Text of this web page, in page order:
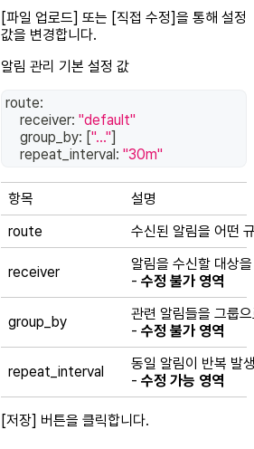
[파일 업로드] 또는 [직접 수정]을 통해 설정
값을 변경합니다.
알림 관리 기본 설정 값
route:
    receiver:
"default"
    group_by:
["..."]
    repeat_interval:
"30m"
항목
설명
route
수신된 알림을 어떤
receiver
알림을 수신할 대상
- 수정 불가 영역
group_by
관련 알림들을 그룹
- 수정 불가 영역
repeat_interval
동일 알림이 반복 발
- 수정 가능 영역
[저장] 버튼을 클릭합니다.